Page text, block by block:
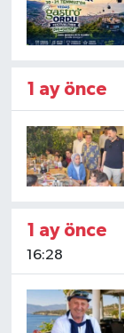
1 ay önce
1 ay önce
16:28